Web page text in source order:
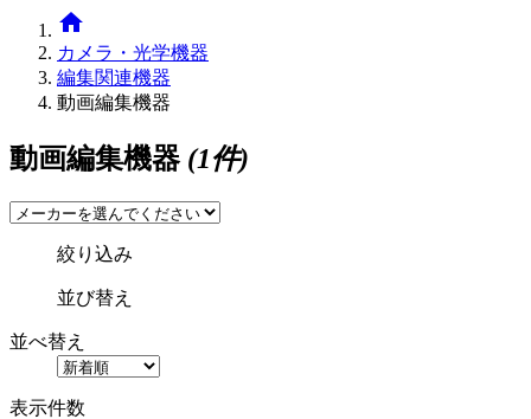
home
カメラ・光学機器
編集関連機器
動画編集機器
動画編集機器(1件)
絞り込み
並び替え
並べ替え
表示件数